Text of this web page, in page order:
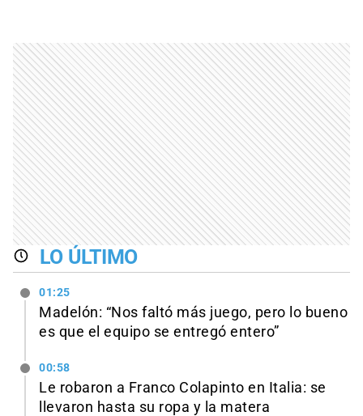
LO ÚLTIMO
01:25
Madelón: “Nos faltó más juego, pero lo bueno
es que el equipo se entregó entero”
00:58
Le robaron a Franco Colapinto en Italia: se
llevaron hasta su ropa y la matera